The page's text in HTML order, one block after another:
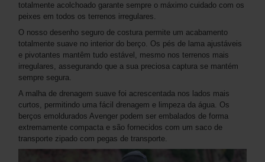
totalmente acolchoado garante sempre o máximo cuidado com os
peixes em todos os terrenos irregulares.
O nosso desenho seguro de costura permite um acabamento
totalmente suave no interior do berço. Os pés de lama ajustáveis
e pivotantes mantêm tudo estável, mesmo nos terrenos mais
irregulares, assegurando que a sua preciosa captura se mantém
sempre segura.
A malha de drenagem suave foi acrescentada nos lados mais
curtos, permitindo uma fácil drenagem e limpeza da água. Os
berços emoldurados Avenger podem ser embalados de forma
extremamente compacta e são fornecidos com um saco de
transporte zipado com pegas de transporte.